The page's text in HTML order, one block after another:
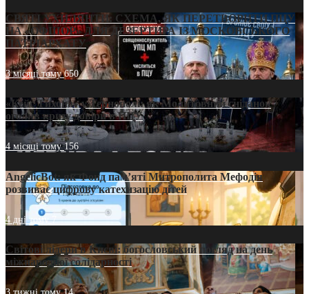
СВЯТІ УХИЛЯНТИ: СХЕМА, ЯК ПЕРЕТВОРИТИ ПЦУ
НА «ОФШОР» ДЛЯ ДЕЗЕРТИРА ІЗ МОСКОВСЬКОГО
ПАТРІАРХАТУ
3 місяці тому650
«Кейс Тихона» у Тернополі: як Молитовний сніданок
оголив кризу довіри в ПЦУ
4 місяці тому156
AngelicBot: як Фонд пам’яті Митрополита Мефодія
розвиває цифрову катехизацію дітей
4 дні тому7
Світові лідери в Києві: богословський погляд на день
міжнародної солідарності